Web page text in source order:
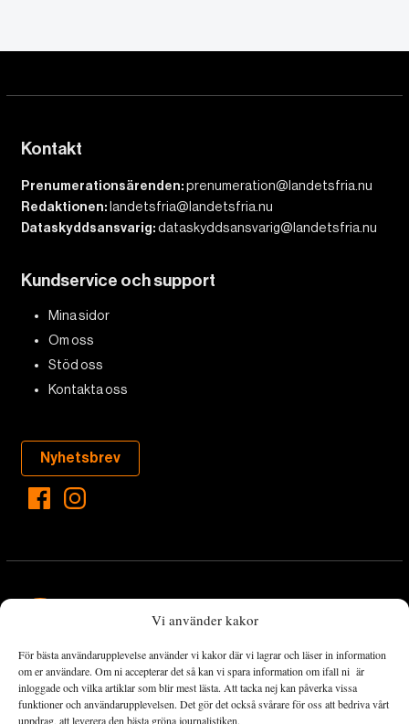
Vi använder kakor
För bästa användarupplevelse använder vi kakor där vi lagrar och läser in information
om er användare. Om ni accepterar det så kan vi spara information om ifall ni är
inloggade och vilka artiklar som blir mest lästa. Att tacka nej kan påverka vissa
funktioner och användarupplevelsen. Det gör det också svårare för oss att bedriva vårt
uppdrag, att leverera den bästa gröna journalistiken.
Kontakt
Prenumerationsärenden:prenumeration@landetsfria.nu
Redaktionen: landetsfria@landetsfria.nu
Dataskyddsansvarig:dataskyddsansvarig@landetsfria.nu
Kundservice och support
Mina sidor
Om oss
Stöd oss
Kontakta oss
Nyhetsbrev
Landets Fria Tidning är en nyhetstidning med bred bevakning av
det viktigaste som händer lokalt och globalt och med fokus på
omställningsrörelsen. En omställning till ett hållbart samhälle går